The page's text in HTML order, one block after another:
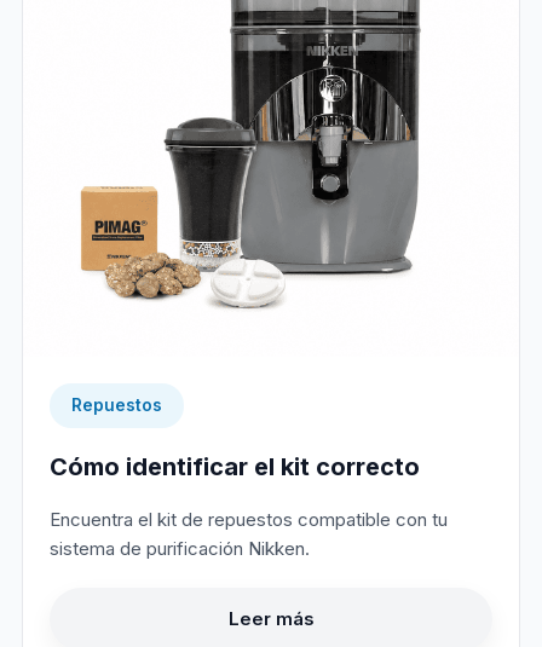
Repuestos
Cómo identificar el kit correcto
Encuentra el kit de repuestos compatible con tu
sistema de purificación Nikken.
Leer más